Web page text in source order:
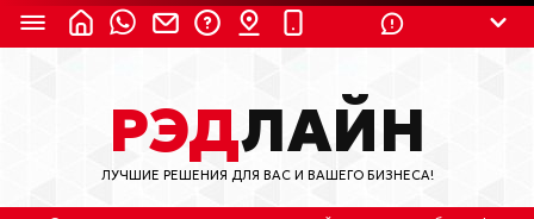
8 (800) 550-9899 (с 2:30 до 11:30 по
Мск)
Бесплатно по России
РЭДЛАЙН
ЛУЧШИЕ РЕШЕНИЯ ДЛЯ ВАС И ВАШЕГО БИЗНЕСА!